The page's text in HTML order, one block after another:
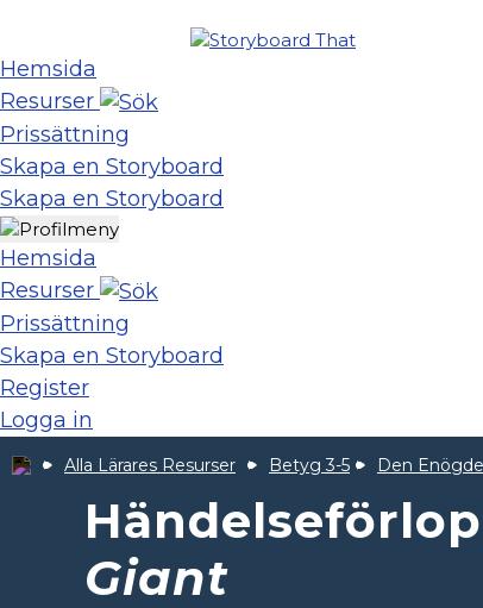
Hemsida
Resurser
Prissättning
Skapa en Storyboard
Skapa en Storyboard
Hemsida
Resurser
Prissättning
Skapa en Storyboard
Register
Logga in
Alla Lärares Resurser Betyg 3-5 Den
Giant